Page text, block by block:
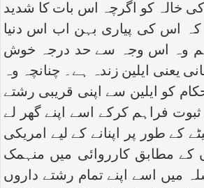
خالہ کو اگرچہ اس بات کا شدید
کہ اس کی پیاری بہن اب اس دنیا
وہ اس وجہ سے حد درجہ خوش
یعنی ایلین زندہ ہے۔ چنانچہ وہ
کو ایلین سے اپنی قریبی رشتے
فراہم کرکے اسے اپنے گھر لے
کے طور پر اپنانے کے لیے امریکی
کے مطابق کارروائی میں منہمک
میں اسے اپنے تمام رشتے داروں